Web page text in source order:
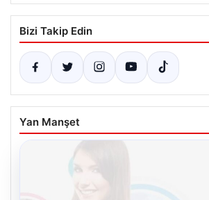
Bizi Takip Edin
Yan Manşet